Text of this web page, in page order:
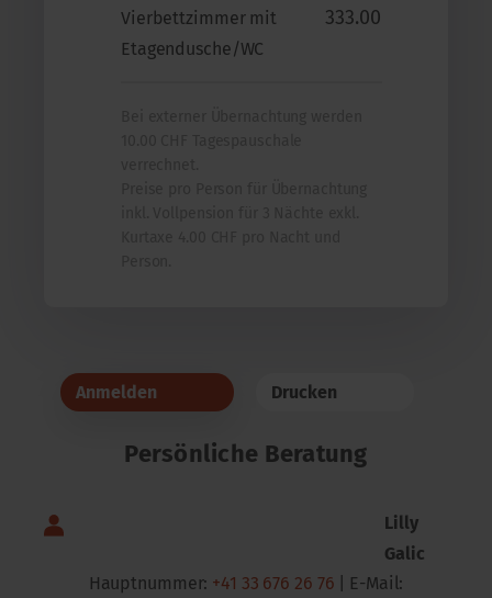
Vierbettzimmer mit
Etagendusche/WC
333.00
Anmelden Drucken
Persönliche Beratung
Lilly
Galic
Hauptnummer: +41 33 676 26 76 | E-Mail: